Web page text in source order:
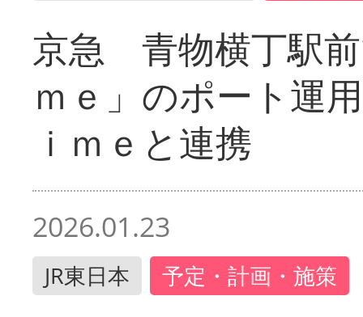
京急 青物横丁駅
ｍｅ」のポート運
ｉｍｅと連携
2026.01.23
JR東日本 予定・計画・施策